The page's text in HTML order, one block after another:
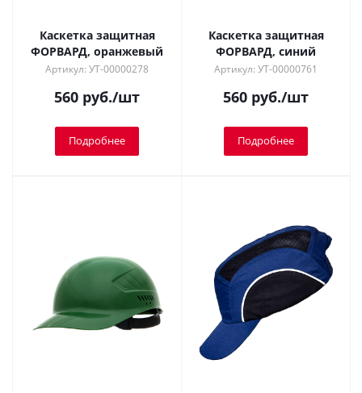
Каскетка защитная
ФОРВАРД, оранжевый
Артикул: УТ-00000278
560 руб./шт
Подробнее
Каскетка защитная
ФОРВАРД, синий
Артикул: УТ-00000761
560 руб./шт
Подробнее